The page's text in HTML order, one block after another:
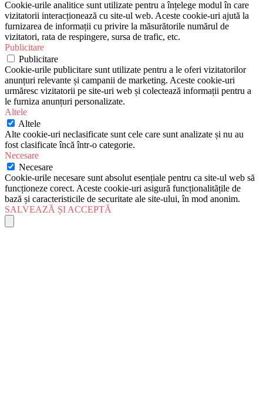
Cookie-urile analitice sunt utilizate pentru a înțelege modul în care
vizitatorii interacționează cu site-ul web. Aceste cookie-uri ajută la
furnizarea de informații cu privire la măsurătorile numărul de
vizitatori, rata de respingere, sursa de trafic, etc.
Publicitare
Publicitare
Cookie-urile publicitare sunt utilizate pentru a le oferi vizitatorilor
anunțuri relevante și campanii de marketing. Aceste cookie-uri
urmăresc vizitatorii pe site-uri web și colectează informații pentru a
le furniza anunțuri personalizate.
Altele
Altele
Alte cookie-uri neclasificate sunt cele care sunt analizate și nu au
fost clasificate încă într-o categorie.
Necesare
Necesare
Cookie-urile necesare sunt absolut esențiale pentru ca site-ul web să
funcționeze corect. Aceste cookie-uri asigură funcționalitățile de
bază și caracteristicile de securitate ale site-ului, în mod anonim.
SALVEAZĂ ȘI ACCEPTĂ